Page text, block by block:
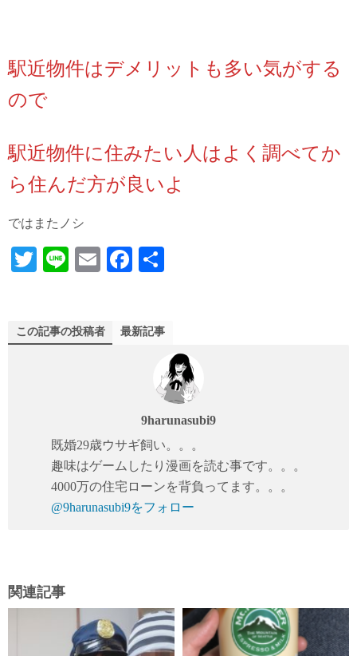
駅近物件はデメリットも多い気がする
ので
駅近物件に住みたい人はよく調べてか
ら住んだ方が良いよ
ではまたノシ
T
r
Li
E
Fa
ok
この記事の投稿者 最新記事
9harunasubi9
既婚29歳ウサギ飼い。。。
趣味はゲームしたり漫画を読む事です。。。
4000万の住宅ローンを背負ってます。。。
@9harunasubi9をフォロー
関連記事